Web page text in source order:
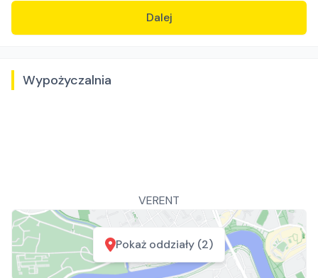
Dalej
Wypożyczalnia
VERENT
Pokaż oddziały (2)